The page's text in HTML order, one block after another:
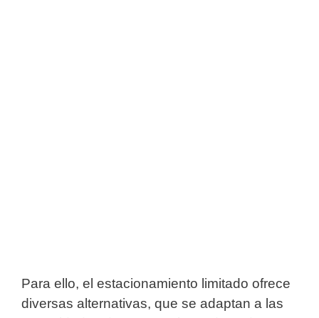
Para ello, el estacionamiento limitado ofrece
diversas alternativas, que se adaptan a las